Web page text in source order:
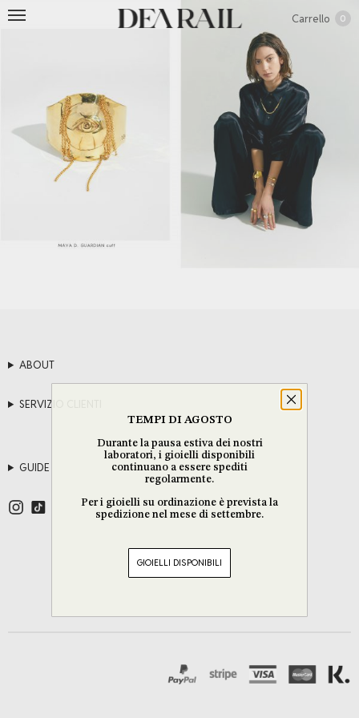
Carrello 0
ABOUT
SERVIZIO CLIENTI
GUIDE
TEMPI DI AGOSTO
Durante la pausa estiva dei nostri
laboratori, i gioielli disponibili
continuano a essere spediti
regolarmente.
Per i gioielli su ordinazione è prevista la
spedizione nel mese di settembre.
GIOIELLI DISPONIBILI